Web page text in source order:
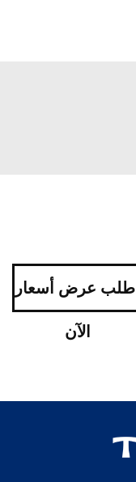
اطلب عرض أسعار
الآن